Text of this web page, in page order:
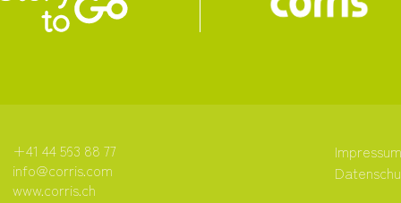
+41 44 563 88 77
info@corris.com
www.corris.ch
Impressum